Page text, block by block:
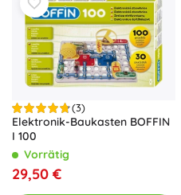
(3)
Elektronik-Baukasten BOFFIN
I 100
Vorrätig
29,50 €